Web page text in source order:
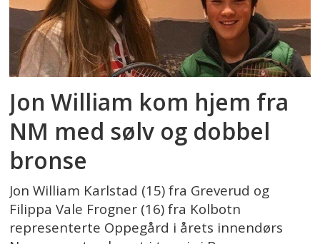
Jon William kom hjem fra
NM med sølv og dobbel
bronse
Jon William Karlstad (15) fra Greverud og
Filippa Vale Frogner (16) fra Kolbotn
representerte Oppegård i årets innendørs